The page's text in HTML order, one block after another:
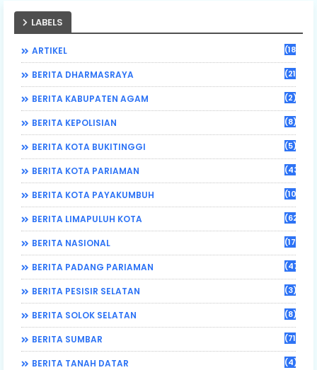
LABELS
ARTIKEL (184)
BERITA DHARMASRAYA (21)
BERITA KABUPATEN AGAM (2)
BERITA KEPOLISIAN (8)
BERITA KOTA BUKITINGGI (5)
BERITA KOTA PARIAMAN (43)
BERITA KOTA PAYAKUMBUH (108)
BERITA LIMAPULUH KOTA (62)
BERITA NASIONAL (17)
BERITA PADANG PARIAMAN (470)
BERITA PESISIR SELATAN (3)
BERITA SOLOK SELATAN (8)
BERITA SUMBAR (71)
BERITA TANAH DATAR (4)